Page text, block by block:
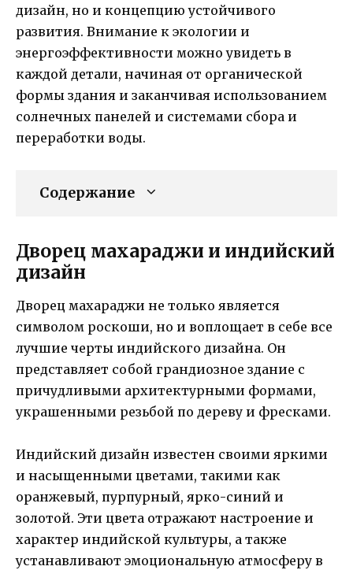
дизайн, но и концепцию устойчивого
развития. Внимание к экологии и
энергоэффективности можно увидеть в
каждой детали, начиная от органической
формы здания и заканчивая использованием
солнечных панелей и системами сбора и
переработки воды.
Содержание
Дворец махараджи и индийский
дизайн
Дворец махараджи не только является
символом роскоши, но и воплощает в себе все
лучшие черты индийского дизайна. Он
представляет собой грандиозное здание с
причудливыми архитектурными формами,
украшенными резьбой по дереву и фресками.
Индийский дизайн известен своими яркими
и насыщенными цветами, такими как
оранжевый, пурпурный, ярко-синий и
золотой. Эти цвета отражают настроение и
характер индийской культуры, а также
устанавливают эмоциональную атмосферу в